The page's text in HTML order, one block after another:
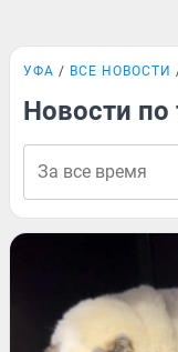
УФА ВСЕ НОВОСТИ
Новости по